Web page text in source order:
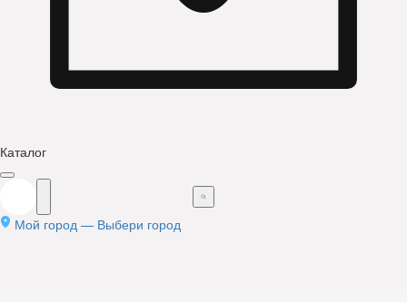
Каталог
Мой город — Выбери город